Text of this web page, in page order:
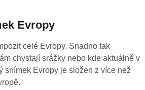
Evropy
celé Evropy. Snadno tak
chystají srážky nebo kde aktuálně v
snímek Evropy je složen z více než